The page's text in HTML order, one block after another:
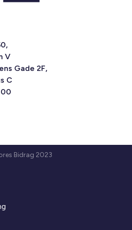
V
Gade 2F,
C
Bidrag 2023